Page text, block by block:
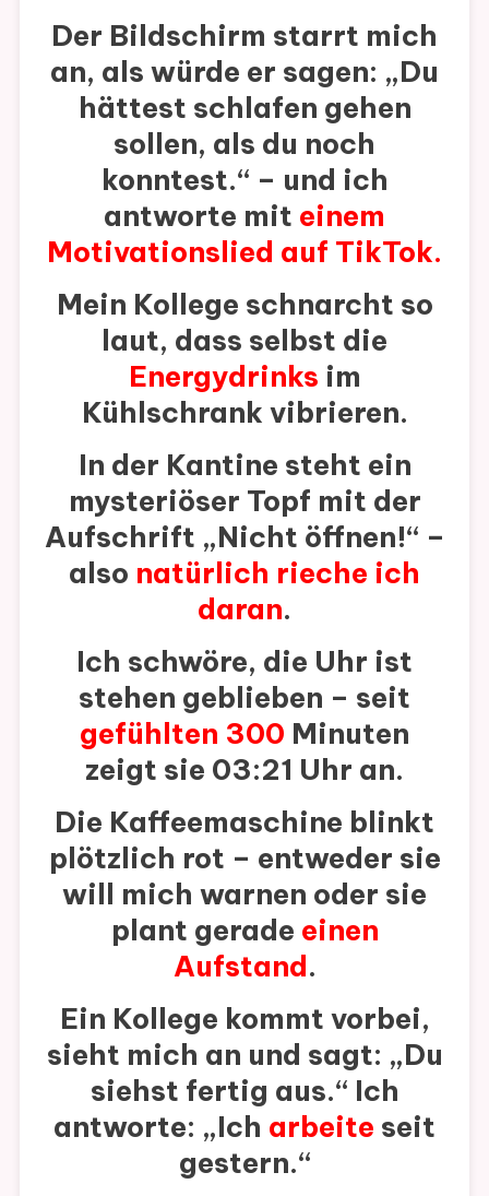
Der Bildschirm starrt mich
an, als würde er sagen: „Du
hättest schlafen gehen
sollen, als du noch
konntest.“ – und ich
antworte mit einem
Motivationslied auf TikTok.
Mein Kollege schnarcht so
laut, dass selbst die
Energydrinks im
Kühlschrank vibrieren.
In der Kantine steht ein
mysteriöser Topf mit der
Aufschrift „Nicht öffnen!“ –
also natürlich rieche ich
daran.
Ich schwöre, die Uhr ist
stehen geblieben – seit
gefühlten 300 Minuten
zeigt sie 03:21 Uhr an.
Die Kaffeemaschine blinkt
plötzlich rot – entweder sie
will mich warnen oder sie
plant gerade einen
Aufstand.
Ein Kollege kommt vorbei,
sieht mich an und sagt: „Du
siehst fertig aus.“ Ich
antworte: „Ich arbeite seit
gestern.“